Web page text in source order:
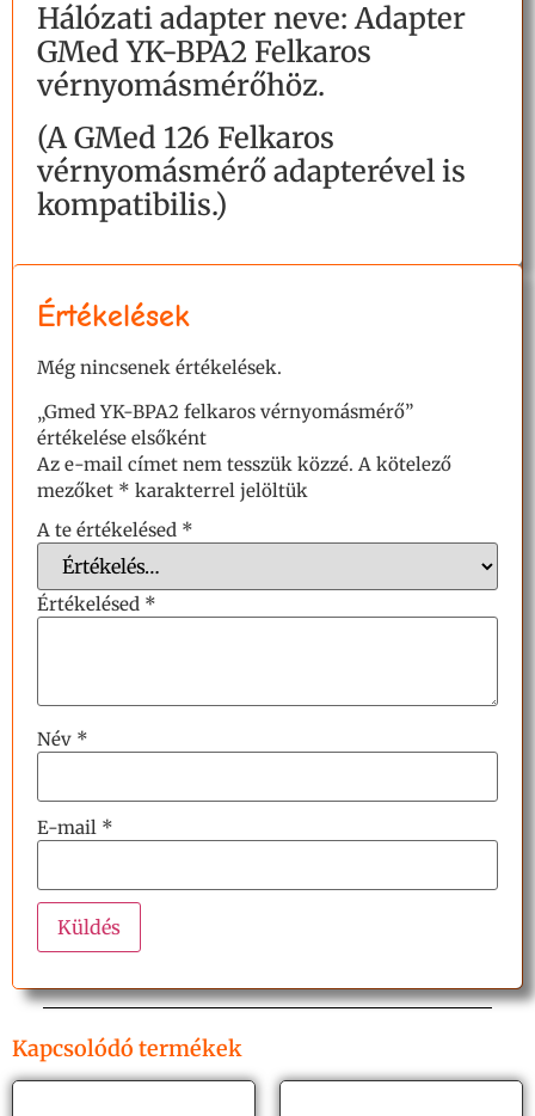
Hálózati adapter neve: Adapter
GMed YK-BPA2 Felkaros
vérnyomásmérőhöz.
(A GMed 126 Felkaros
vérnyomásmérő adapterével is
kompatibilis.)
Értékelések
Még nincsenek értékelések.
„Gmed YK-BPA2 felkaros vérnyomásmérő”
értékelése elsőként
Az e-mail címet nem tesszük közzé. A kötelező
mezőket * karakterrel jelöltük
A te értékelésed *
Értékelésed *
Név *
E-mail *
Kapcsolódó termékek